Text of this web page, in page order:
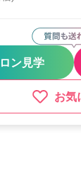
ン見学
お気